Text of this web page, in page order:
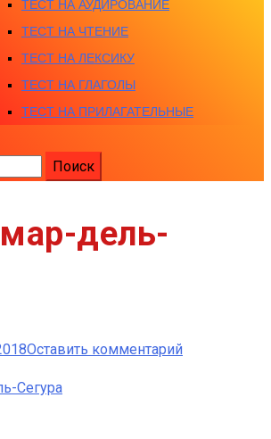
ТЕСТ НА АУДИРОВАНИЕ
ТЕСТ НА ЧТЕНИЕ
ТЕСТ НА ЛЕКСИКУ
ТЕСТ НА ГЛАГОЛЫ
ТЕСТ НА ПРИЛАГАТЕЛЬНЫЕ
дель-
Оставить комментарийк